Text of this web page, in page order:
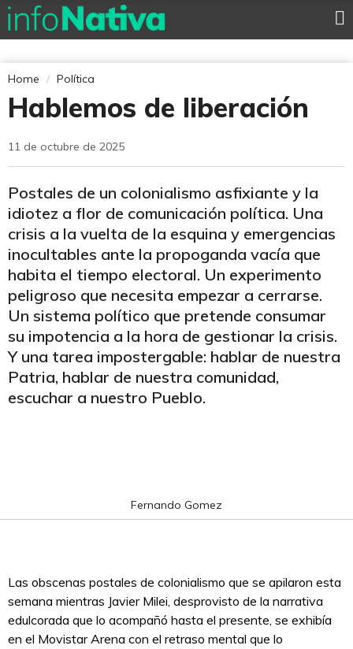
Home Política
Hablemos de liberación
11 de octubre de 2025
Postales de un colonialismo asfixiante y la
idiotez a flor de comunicación política. Una
crisis a la vuelta de la esquina y emergencias
inocultables ante la propoganda vacía que
habita el tiempo electoral. Un experimento
peligroso que necesita empezar a cerrarse.
Un sistema político que pretende consumar
su impotencia a la hora de gestionar la crisis.
Y una tarea impostergable: hablar de nuestra
Patria, hablar de nuestra comunidad,
escuchar a nuestro Pueblo.
Fernando Gomez
Las obscenas postales de colonialismo que se apilaron esta
semana mientras Javier Milei, desprovisto de la narrativa
edulcorada que lo acompañó hasta el presente, se exhibía
en el Movistar Arena con el retraso mental que lo